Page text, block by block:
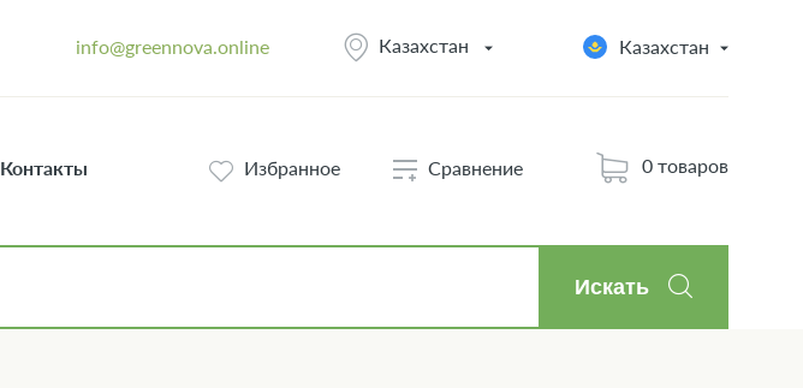
info@greennova.online Казахстан Казахстан
Контакты Избранное Сравнение 0 товаров
Искать